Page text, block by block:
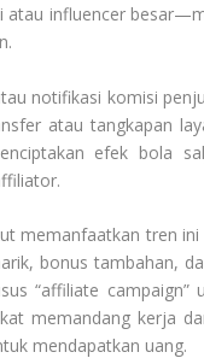
influencer
notifikasi komisi
atau tangkapan
efek bola
memanfaatkan tren
bonus tambahan,
“affiliate campaign”
memandang kerja
mendapatkan uang.